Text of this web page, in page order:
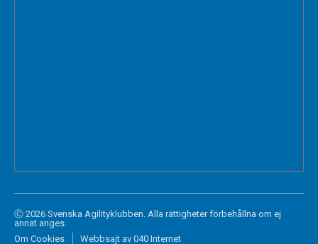
Ⓒ 2026 Svenska Agilityklubben. Alla rättigheter förbehållna om ej
annat anges.
Om Cookies
Webbsajt av 040 Internet